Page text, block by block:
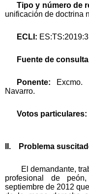
Tipo y número de
unificación de doctrina
ECLI:
Fuente de
Ponente:
Navarro.
Votos particulares:
II. Problema
El demandante,
profesional de
septiembre de 2012